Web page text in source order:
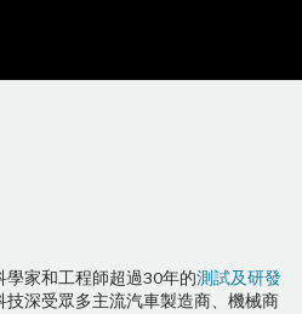
學家和工程師超過30年的測試及研發
深受眾多主流汽車製造商、機械商